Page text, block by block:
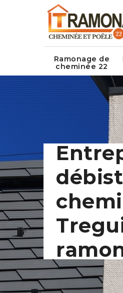
Ramonage de
cheminée 22